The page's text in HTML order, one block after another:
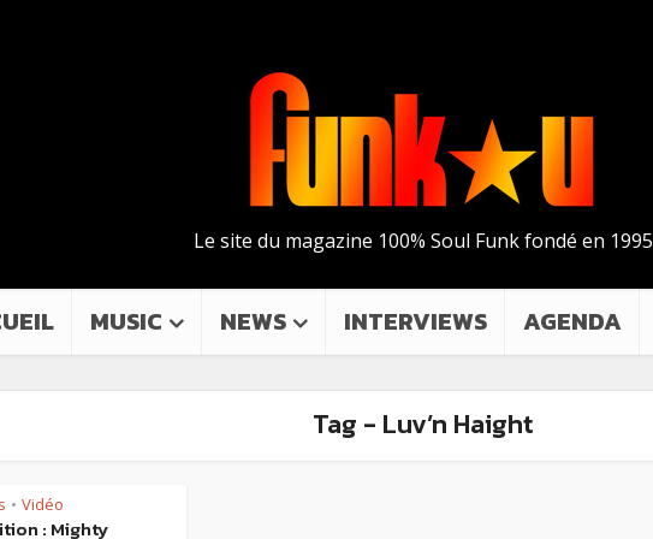
Le site du magazine 100% Soul Funk fondé en 1995
MUSIC NEWS INTERVIEWS AGENDA
Tag - Luv’n Haight
• Vidéo
: Mighty